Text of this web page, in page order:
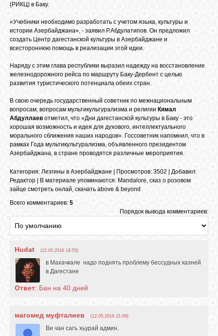
ГОСТЕВАЯ
ФОТО
ВИДЕО
МУЗЫКА
САЙТЫ
ВОПРОСЫ /
ОТВЕТЫ
ВХОД
(РИКЦ) в Баку.
«Учебники необходимо разработать с учетом языка, культуры и
истории Азербайджана», - заявил Р.Абдулатипов. Он предложил
создать Центр дагестанской культуры в Азербайджане и
всестороннюю помощь в реализации этой идеи.
Наряду с этим глава республики выразил надежду на восстановление
железнодорожного рейса по маршруту Баку-Дербент с целью
развития туристического потенциала обеих стран.
В свою очередь государственный советник по межнациональным
вопросам, вопросам мультикультурализма и религии Кямал
Абдуллаев отметил, что «Дни дагестанской культуры в Баку - это
хорошая возможность и идея для духового, интеллектуального
морального сближения наших народов». Госсоветник напомнил, что в
рамках Года мультикультурализма, объявленного президентом
Азербайджана, в стране проводятся различные мероприятия.
Категория: Лезгины в Азербайджане Просмотров: 3502 | Добавил:
Редактор
В материале упоминаются: Mandalore, сказ о розовом
зайце смотреть онлай, скачать above & beyond
Всего комментариев: 5
Порядок вывода комментариев:
Hudat (12.05.2016 18:55)
в Махачкале надо поднять проблему бессудных казней
в Дагестане
Ответ: Бан на 40 дней
магомед муфталиев (12.05.2016 21:09)
Ви чан сагъ хьурай админ.